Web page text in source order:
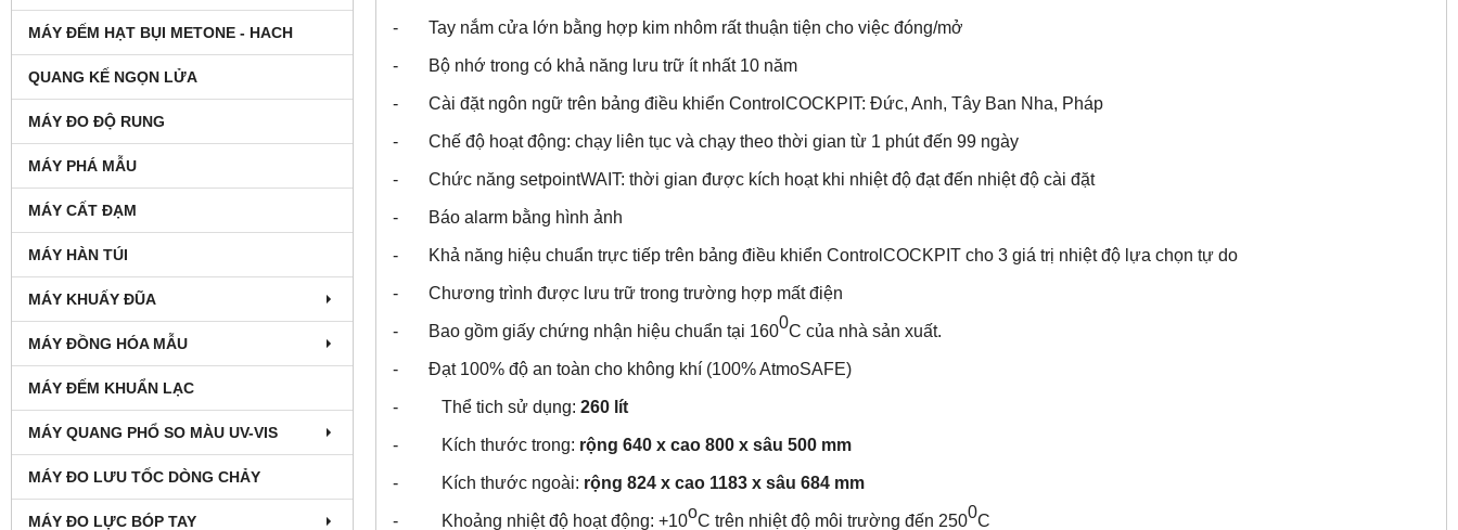
MÁY ĐẾM HẠT BỤI METONE - HACH
QUANG KẾ NGỌN LỬA
MÁY ĐO ĐỘ RUNG
MÁY PHÁ MẪU
MÁY CẤT ĐẠM
MÁY HÀN TÚI
MÁY KHUẤY ĐŨA
MÁY ĐỒNG HÓA MẪU
MÁY ĐẾM KHUẨN LẠC
MÁY QUANG PHỔ SO MÀU UV-VIS
MÁY ĐO LƯU TỐC DÒNG CHẢY
MÁY ĐO LỰC BÓP TAY
- Tay nắm cửa lớn bằng hợp kim nhôm rất thuận tiện cho việc đóng/mở
- Bộ nhớ trong có khả năng lưu trữ ít nhất 10 năm
- Cài đặt ngôn ngữ trên bảng điều khiển ControlCOCKPIT: Đức, Anh, Tây Ban Nha, Pháp
- Chế độ hoạt động: chạy liên tục và chạy theo thời gian từ 1 phút đến 99 ngày
- Chức năng setpointWAIT: thời gian được kích hoạt khi nhiệt độ đạt đến nhiệt độ cài đặt
- Báo alarm bằng hình ảnh
- Khả năng hiệu chuẩn trực tiếp trên bảng điều khiển ControlCOCKPIT cho 3 giá trị nhiệt độ lựa chọn tự do
- Chương trình được lưu trữ trong trường hợp mất điện
- Bao gồm giấy chứng nhận hiệu chuẩn tại 1600C của nhà sản xuất.
- Đạt 100% độ an toàn cho không khí (100% AtmoSAFE)
- Thể tich sử dụng: 260 lít
- Kích thước trong: rộng 640 x cao 800 x sâu 500 mm
- Kích thước ngoài: rộng 824 x cao 1183 x sâu 684 mm
- Khoảng nhiệt độ hoạt động: +10oC trên nhiệt độ môi trường đến 2500C